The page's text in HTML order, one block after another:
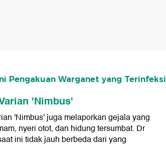
Pengakuan Warganet yang Terinfeksi
'Nimbus'
'Nimbus' juga melaporkan gejala yang
nyeri otot, dan hidung tersumbat. Dr
ini tidak jauh berbeda dari yang